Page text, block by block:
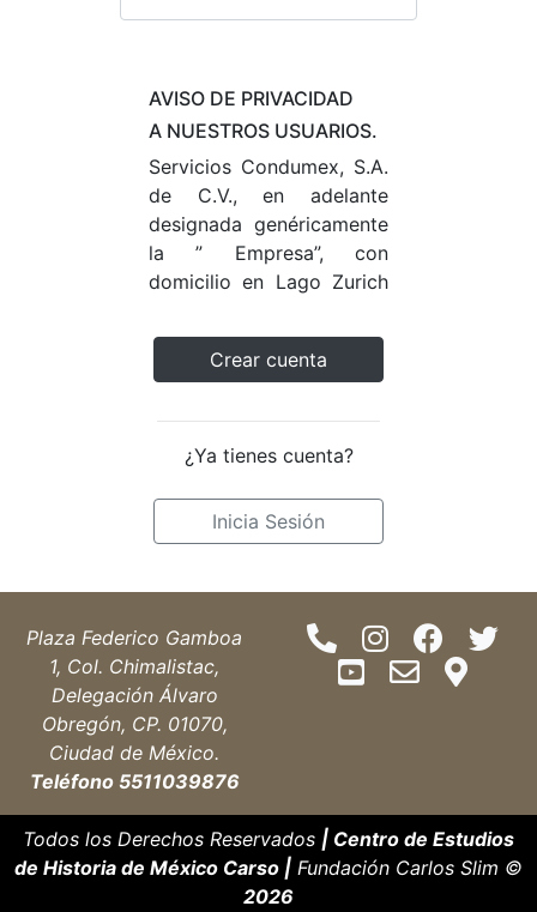
AVISO DE PRIVACIDAD
A NUESTROS USUARIOS.
Servicios Condumex, S.A.
de C.V., en adelante
designada genéricamente
la ” Empresa”, con
domicilio en Lago Zurich
6, Col Granada
Ampliación, 11529 México
lo dispuesto por los
artículos 15, 16 y 17 de la
de Datos Personales en
Posesión de los
la “LEY”, hacemos de su
conocimiento que los
datos personales y los
datos personales
sensibles que usted
proporcione de manera
voluntaria a la Empresa,
utilizados para las
siguientes finalidades:
Para proporcionarle
Crear cuenta
¿Ya tienes cuenta?
Inicia Sesión
Plaza Federico Gamboa
1, Col. Chimalistac,
Delegación Álvaro
Obregón, CP. 01070,
Ciudad de México.
Teléfono 5511039876
Todos los Derechos Reservados | Centro de Estudios
de Historia de México Carso | Fundación Carlos Slim ©
2026